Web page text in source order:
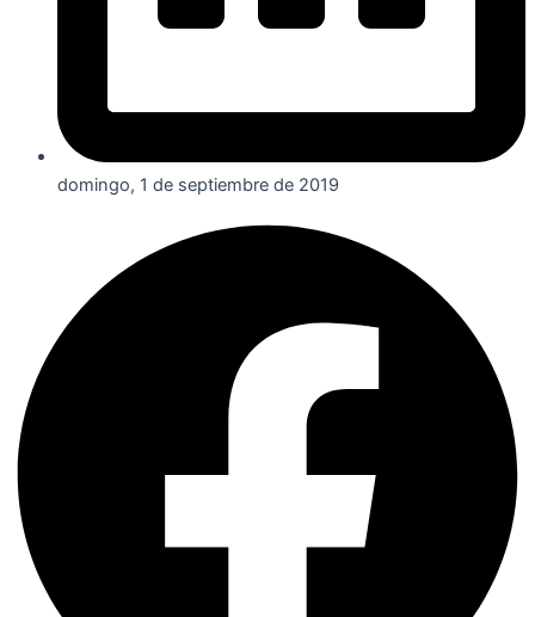
domingo, 1 de septiembre de 2019